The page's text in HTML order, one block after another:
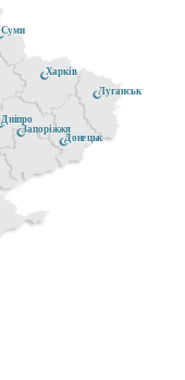
Донецьк
Луганськ
Дніпро
Суми
Запоріжжя
Харків